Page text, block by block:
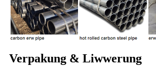
Verpakung & Liwwerung